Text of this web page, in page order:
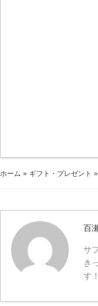
ホーム » ギフト・プレゼント »
百
サ
き
す！